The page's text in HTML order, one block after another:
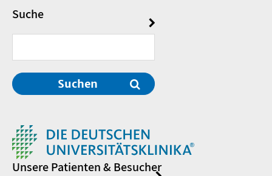
Suche
Suchen
Unsere Patienten & Besucher